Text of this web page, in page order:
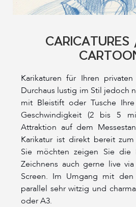
Karikaturen für Ihren
Durchaus lustig im Stil jedoch
mit Bleistift oder Tusche
Geschwindigkeit (2 bis 5
Attraktion auf dem
Karikatur ist direkt bereit
Sie möchten zeigen Sie die
Zeichnens auch gerne live
Screen. Im Umgang mit
parallel sehr witzig und
oder A3.